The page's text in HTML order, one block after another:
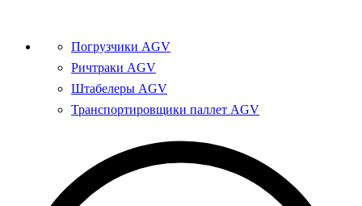
Погрузчики AGV
Ричтраки AGV
Штабелеры AGV
Транспортировщики паллет AGV